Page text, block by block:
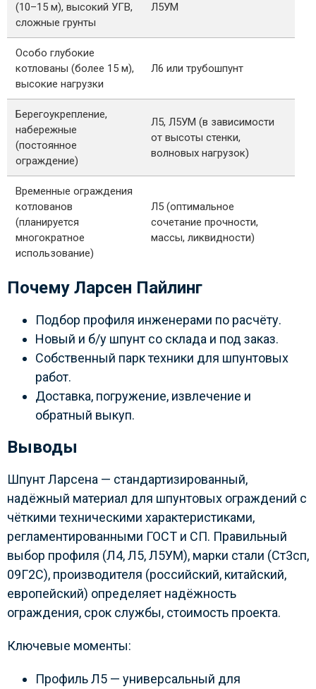
(10–15 м), высокий УГВ,
сложные грунты
Л5УМ
Особо глубокие
котлованы (более 15 м),
высокие нагрузки
Л6 или трубошпунт
Берегоукрепление,
набережные
(постоянное
ограждение)
Л5, Л5УМ (в зависимости
от высоты стенки,
волновых нагрузок)
Временные ограждения
котлованов
(планируется
многократное
использование)
Л5 (оптимальное
сочетание прочности,
массы, ликвидности)
Почему Ларсен Пайлинг
Подбор профиля инженерами по расчёту.
Новый и б/у шпунт со склада и под заказ.
Собственный парк техники для шпунтовых
работ.
Доставка, погружение, извлечение и
обратный выкуп.
Выводы
Шпунт Ларсена — стандартизированный,
надёжный материал для шпунтовых ограждений с
чёткими техническими характеристиками,
регламентированными ГОСТ и СП. Правильный
выбор профиля (Л4, Л5, Л5УМ), марки стали (Ст3сп,
09Г2С), производителя (российский, китайский,
европейский) определяет надёжность
ограждения, срок службы, стоимость проекта.
Ключевые моменты:
Профиль Л5 — универсальный для